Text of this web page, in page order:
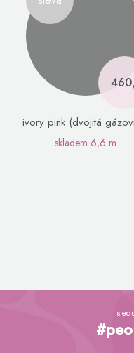
ivory pink (dvojitá
skladem 6,6 m
Z